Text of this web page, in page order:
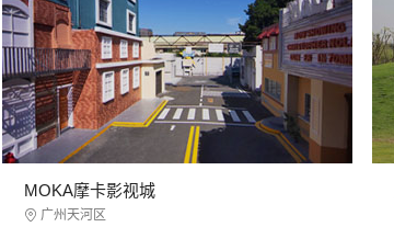
MOKA摩卡影视城
广州天河区